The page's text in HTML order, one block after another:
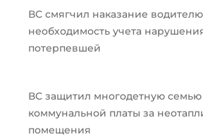
ВС смягчил наказание
необходимость учета
потерпевшей
ВС защитил многодетную семью
коммунальной платы за
помещения